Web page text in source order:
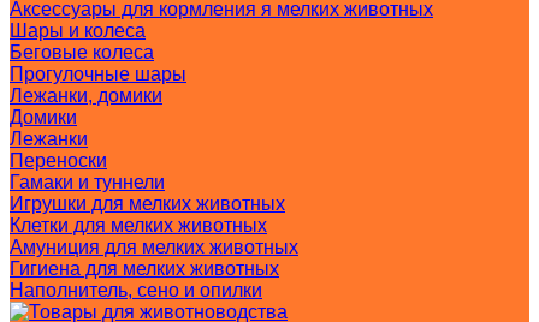
Аксессуары для кормления я мелких животных
Шары и колеса
Беговые колеса
Прогулочные шары
Лежанки, домики
Домики
Лежанки
Переноски
Гамаки и туннели
Игрушки для мелких животных
Клетки для мелких животных
Амуниция для мелких животных
Гигиена для мелких животных
Наполнитель, сено и опилки